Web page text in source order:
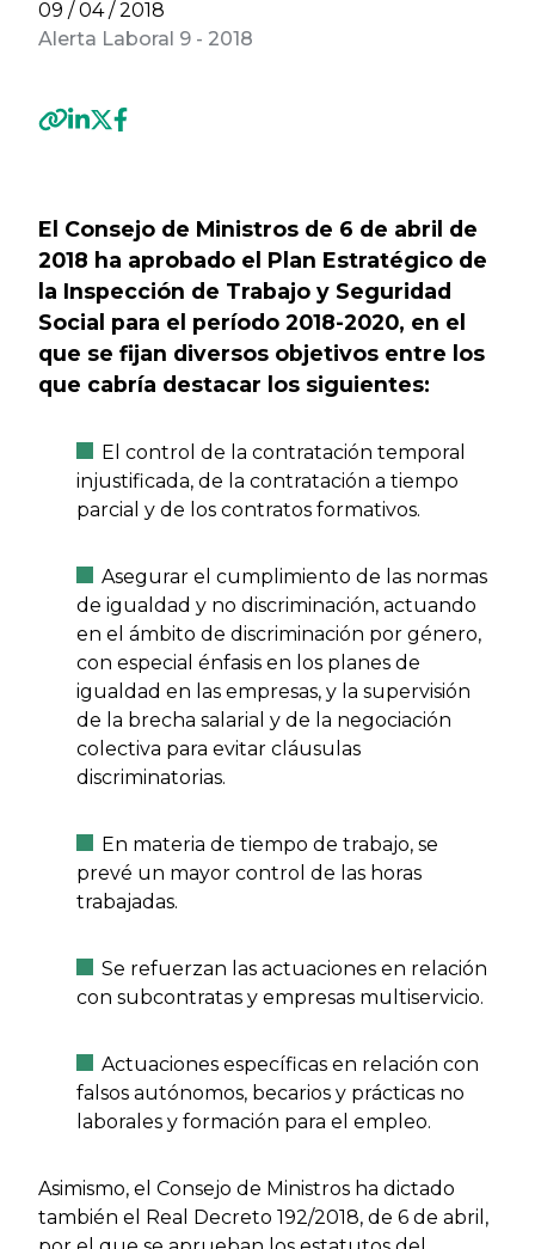
09 / 04 / 2018
Alerta Laboral 9 - 2018
El Consejo de Ministros de 6 de abril de
2018 ha aprobado el Plan Estratégico de
la Inspección de Trabajo y Seguridad
Social para el período 2018-2020, en el
que se fijan diversos objetivos entre los
que cabría destacar los siguientes:
El control de la contratación temporal
injustificada, de la contratación a tiempo
parcial y de los contratos formativos.
Asegurar el cumplimiento de las normas
de igualdad y no discriminación, actuando
en el ámbito de discriminación por género,
con especial énfasis en los planes de
igualdad en las empresas, y la supervisión
de la brecha salarial y de la negociación
colectiva para evitar cláusulas
discriminatorias.
En materia de tiempo de trabajo, se
prevé un mayor control de las horas
trabajadas.
Se refuerzan las actuaciones en relación
con subcontratas y empresas multiservicio.
Actuaciones específicas en relación con
falsos autónomos, becarios y prácticas no
laborales y formación para el empleo.
Asimismo, el Consejo de Ministros ha dictado
también el Real Decreto 192/2018, de 6 de abril,